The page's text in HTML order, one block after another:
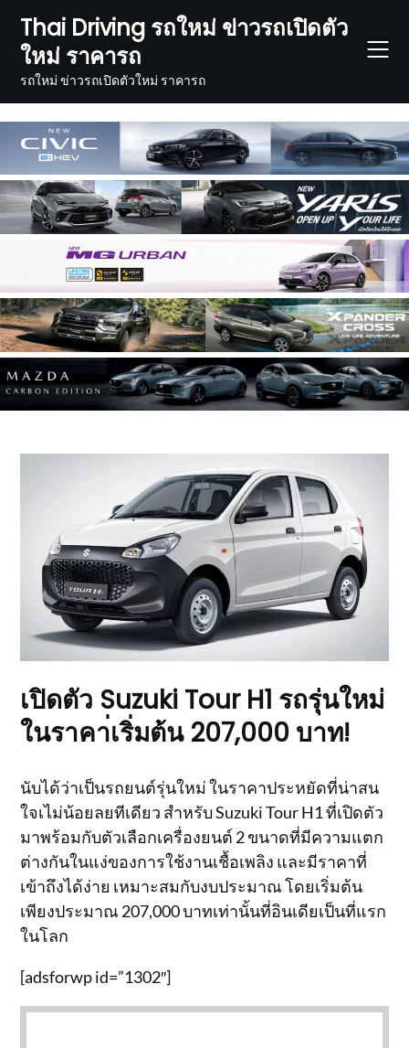
content
Thai Driving รถใหม่ ข่าวรถเปิดตัว
ใหม่ ราคารถ
รถใหม่ ข่าวรถเปิดตัวใหม่ ราคารถ
เปิดตัว Suzuki Tour H1 รถรุ่นใหม่
ในราคา่เริ่มต้น 207,000 บาท!
นับได้ว่าเป็นรถยนต์รุ่นใหม่ ในราคาประหยัดที่น่าสน
ใจเไม่น้อยลยทีเดียว สำหรับ Suzuki Tour H1 ที่เปิดตัว
มาพร้อมกับตัวเลือกเครื่องยนต์ 2 ขนาดที่มีความแตก
ต่างกันในแง่ของการใช้งานเชื้อเพลิง และมีราคาที่
เข้าถึงได้ง่าย เหมาะสมกับงบประมาณ โดยเริ่มต้น
เพียงประมาณ 207,000 บาทเท่านั้นที่อินเดียเป็นที่แรก
ในโลก
[adsforwp id=”1302″]